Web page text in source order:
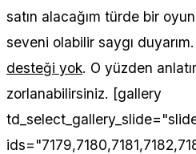
satın alacağım türde bir
seveni olabilir saygı
desteği yok. O yüzden
zorlanabilirsiniz. [gallery